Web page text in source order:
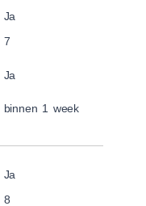
Ja
7
Ja
binnen 1 week
Ja
8